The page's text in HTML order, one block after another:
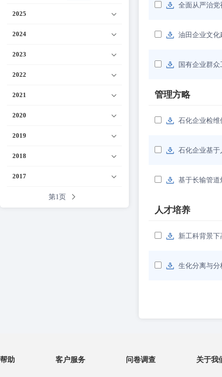
2025
2024
2023
2022
2021
2020
2019
2018
2017
第1页
全面从严治
油田企业文
国有企业群
管理方略
石化企业检
石化企业基
基于长输管
人才培养
新工科背景
生化分离与
帮助 客户服务 问卷调查 关于我